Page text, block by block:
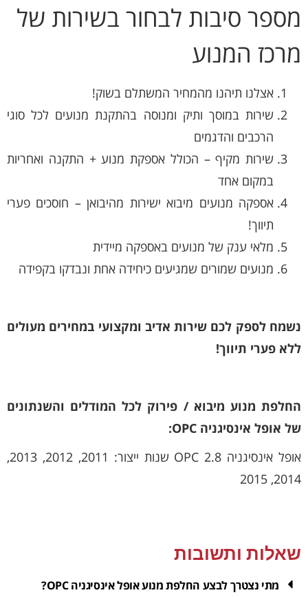
מספר סיבות לבחור בשירות של
מרכז המנוע
אצלנו תיהנו מהמחיר המשתלם בשוק!
שירות במוסך ותיק ומנוסה בהתקנת מנועים לכל סוגי
הרכבים והדגמים
שירות מקיף – הכולל אספקת מנוע + התקנה ואחריות
במקום אחד
אספקה מנועים מיבוא ישירות מהיבואן – חוסכים פערי
תיווך!
מלאי ענק של מנועים באספקה מיידית
מנועים שמורים שמגיעים כיחידה אחת ונבדקו בקפידה
נשמח לספק לכם שירות אדיב ומקצועי במחירים מעולים
ללא פערי תיווך!
החלפת מנוע מיבוא / פירוק לכל המודלים והשנתונים
של אופל אינסיגניה OPC:
אופל אינסיגניה OPC 2.8 שנות ייצור: 2011, 2012, 2013,
2014, 2015
שאלות ותשובות
מתי נצטרך לבצע החלפת מנוע אופל אינסיגניה OPC?